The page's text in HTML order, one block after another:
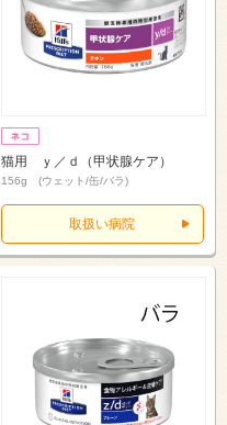
猫用 ｙ／ｄ（甲状腺ケア）
156g (ウェット/缶/バラ)
取扱い病院